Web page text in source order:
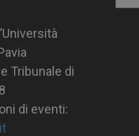
Tribunale di
di eventi: